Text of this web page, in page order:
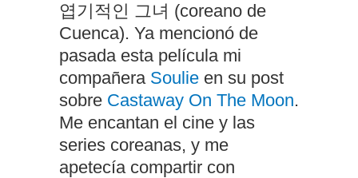
엽기적인 그녀 (coreano de
Cuenca). Ya mencionó de
pasada esta película mi
compañera Soulie en su post
sobre Castaway On The Moon.
Me encantan el cine y las
series coreanas, y me
apetecía compartir con